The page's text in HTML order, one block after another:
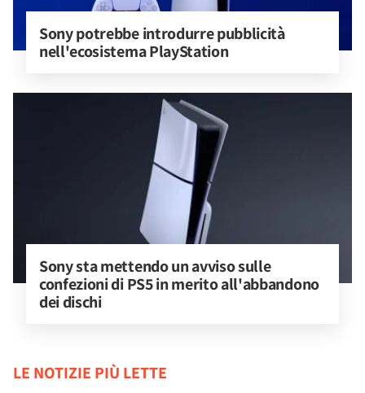
Sony potrebbe introdurre pubblicità
nell'ecosistema PlayStation
Sony sta mettendo un avviso sulle
confezioni di PS5 in merito all'abbandono
dei dischi
LE NOTIZIE PIÙ LETTE